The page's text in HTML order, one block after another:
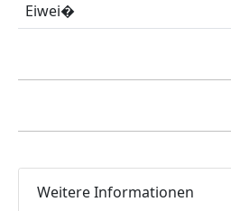
Eiwei�
Weitere Informationen